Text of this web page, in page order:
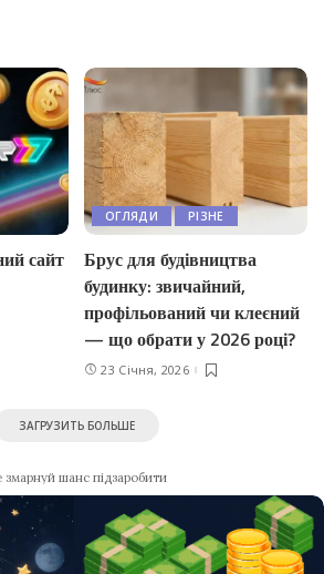
сайт
ОГЛЯДИ РІЗНЕ
Брус для будівництва
будинку: звичайний,
профільований чи клеєний
— що обрати у 2026 році?
23 Січня, 2026
ЗАГРУЗИТЬ БОЛЬШЕ
змарнуй шанс підзаробити